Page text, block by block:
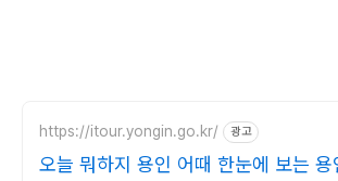
https://itour.yongin.go.kr/ 광고
오늘 뭐하지 용인 어때 한눈에 보는 용